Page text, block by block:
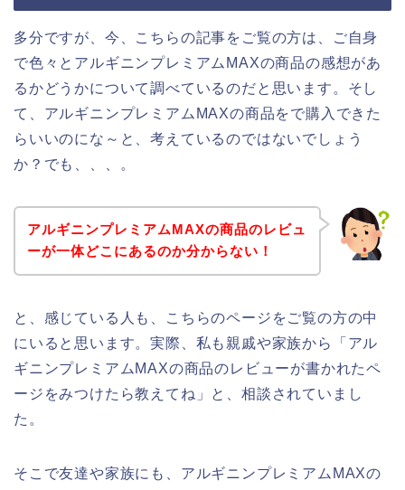
多分ですが、今、こちらの記事をご覧の方は、ご自身
で色々とアルギニンプレミアムMAXの商品の感想があ
るかどうかについて調べているのだと思います。そし
て、アルギニンプレミアムMAXの商品をで購入できた
らいいのにな～と、考えているのではないでしょう
か？でも、、、。
アルギニンプレミアムMAXの商品のレビュ
ーが一体どこにあるのか分からない！
と、感じている人も、こちらのページをご覧の方の中
にいると思います。実際、私も親戚や家族から「アル
ギニンプレミアムMAXの商品のレビューが書かれたペ
ージをみつけたら教えてね」と、相談されていまし
た。
そこで友達や家族にも、アルギニンプレミアムMAXの